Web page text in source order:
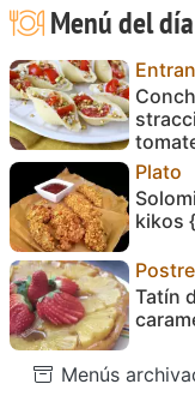
Menú del día
Plato
kikos
Postre
Tatín
Menús